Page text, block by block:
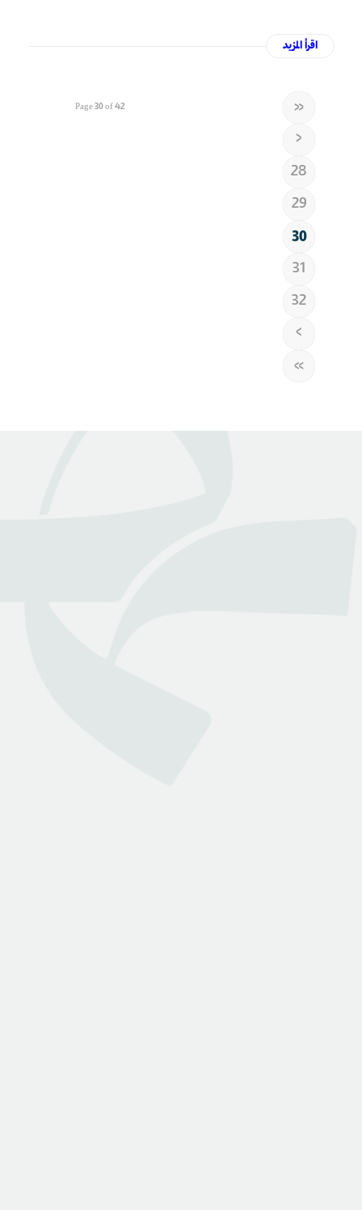
اقرأ المزيد
Page 30 of 42
«
‹
28
29
30
31
32
›
»